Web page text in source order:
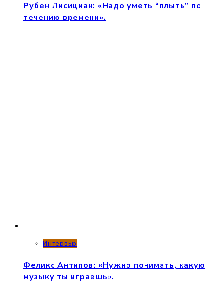
Рубен Лисициан: «Надо уметь “плыть” по
течению времени».
Интервью
Феликс Антипов: «Нужно понимать, какую
музыку ты играешь».